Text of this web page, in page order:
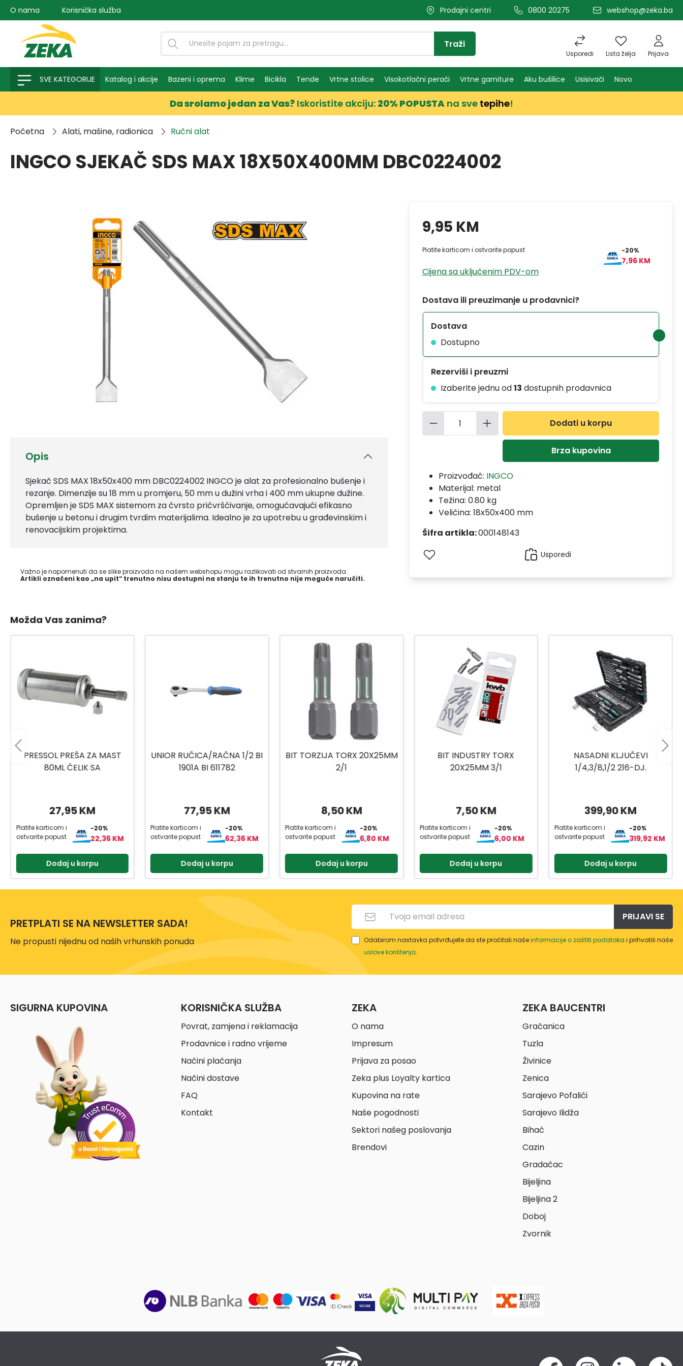
pretragu Preskoči na glavnu navigaciju
O nama Korisnička služba Prodajni centri 0800 20275 webshop@zeka.ba
Usporedi Lista želja Prijava
Traži
SVE KATEGORIJE Katalog i akcije Bazeni i oprema Klime Bicikla Tende Vrtne stolice Visokotlačni perači Vrtne garniture Aku bušilice Usisivači Novo
Da srolamo jedan za Vas? Iskoristite akciju: 20% POPUSTA na sve tepihe!
Početna Alati, mašine, radionica Ručni alat
INGCO SJEKAČ SDS MAX 18X50X400MM DBC0224002
Opis
Sjekač SDS MAX 18x50x400 mm DBC0224002 INGCO je alat za profesionalno bušenje i
rezanje. Dimenzije su 18 mm u promjeru, 50 mm u dužini vrha i 400 mm ukupne dužine.
Opremljen je SDS MAX sistemom za čvrsto pričvršćivanje, omogućavajući efikasno
bušenje u betonu i drugim tvrdim materijalima. Idealno je za upotrebu u građevinskim i
renovacijskim projektima.
Važno je napomenuti da se slike proizvoda na našem webshopu mogu razlikovati od stvarnih proizvoda.
Artikli označeni kao „na upit“ trenutno nisu dostupni na stanju te ih trenutno nije moguće naručiti.
9,95 KM
Platite karticom i ostvarite popust -20%
7,96 KM
Cijena sa uključenim PDV-om
Dostava ili preuzimanje u prodavnici?
Dostava
Dostupno
Rezerviši i preuzmi
Izaberite jednu od13 dostupnih prodavnica
Količina proizvoda: Unesite željenu
Dodati u korpu
Brza kupovina
Proizvođač: INGCO
Materijal: metal
Težina: 0.80 kg
Veličina: 18x50x400 mm
Šifra artikla:000148143
Usporedi
Možda Vas zanima?
PRESSOL PREŠA ZA MAST
80ML ČELIK SA
27,95 KM
Platite karticom i
ostvarite popust
-20%
22,36 KM
Dodaj u korpu
UNIOR RUČICA/RAČNA 1/2 BI
1901A BI 611782
77,95 KM
Platite karticom i
ostvarite popust
-20%
62,36 KM
Dodaj u korpu
BIT TORZIJA TORX 20X25MM
2/1
8,50 KM
Platite karticom i
ostvarite popust
-20%
6,80 KM
Dodaj u korpu
BIT INDUSTRY TORX
20X25MM 3/1
7,50 KM
Platite karticom i
ostvarite popust
-20%
6,00 KM
Dodaj u korpu
NASADNI KLJUČEVI
1/4,3/8,1/2 216-DJ.
399,90 KM
Platite karticom i
ostvarite popust
-20%
319,92 KM
Dodaj u korpu
PRETPLATI SE NA NEWSLETTER SADA!
Ne propusti nijednu od naših vrhunskih ponuda
PRIJAVI SE
Odabirom nastavka potvrđujete da ste pročitali našeinformacije o zaštiti podataka i prihvatili naše
uslove korištenja.
SIGURNA KUPOVINA KORISNIČKA SLUŽBA
Povrat, zamjena i reklamacija
Prodavnice i radno vrijeme
Načini plaćanja
Načini dostave
FAQ
Kontakt
ZEKA
O nama
Impresum
Prijava za posao
Zeka plus Loyalty kartica
Kupovina na rate
Naše pogodnosti
Sektori našeg poslovanja
Brendovi
ZEKA BAUCENTRI
Gračanica
Tuzla
Živinice
Zenica
Sarajevo Pofalići
Sarajevo Ilidža
Bihać
Cazin
Gradačac
Bijeljina
Bijeljina 2
Doboj
Zvornik